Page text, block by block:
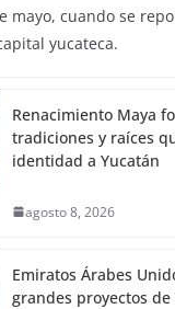
mayo, cuando se
yucateca.
Renacimiento Maya
tradiciones y raíces
identidad a Yucatán
agosto 8, 2026
Emiratos Árabes
grandes proyectos de